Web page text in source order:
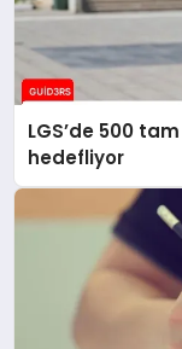
LGS’de 500
hedefliyor